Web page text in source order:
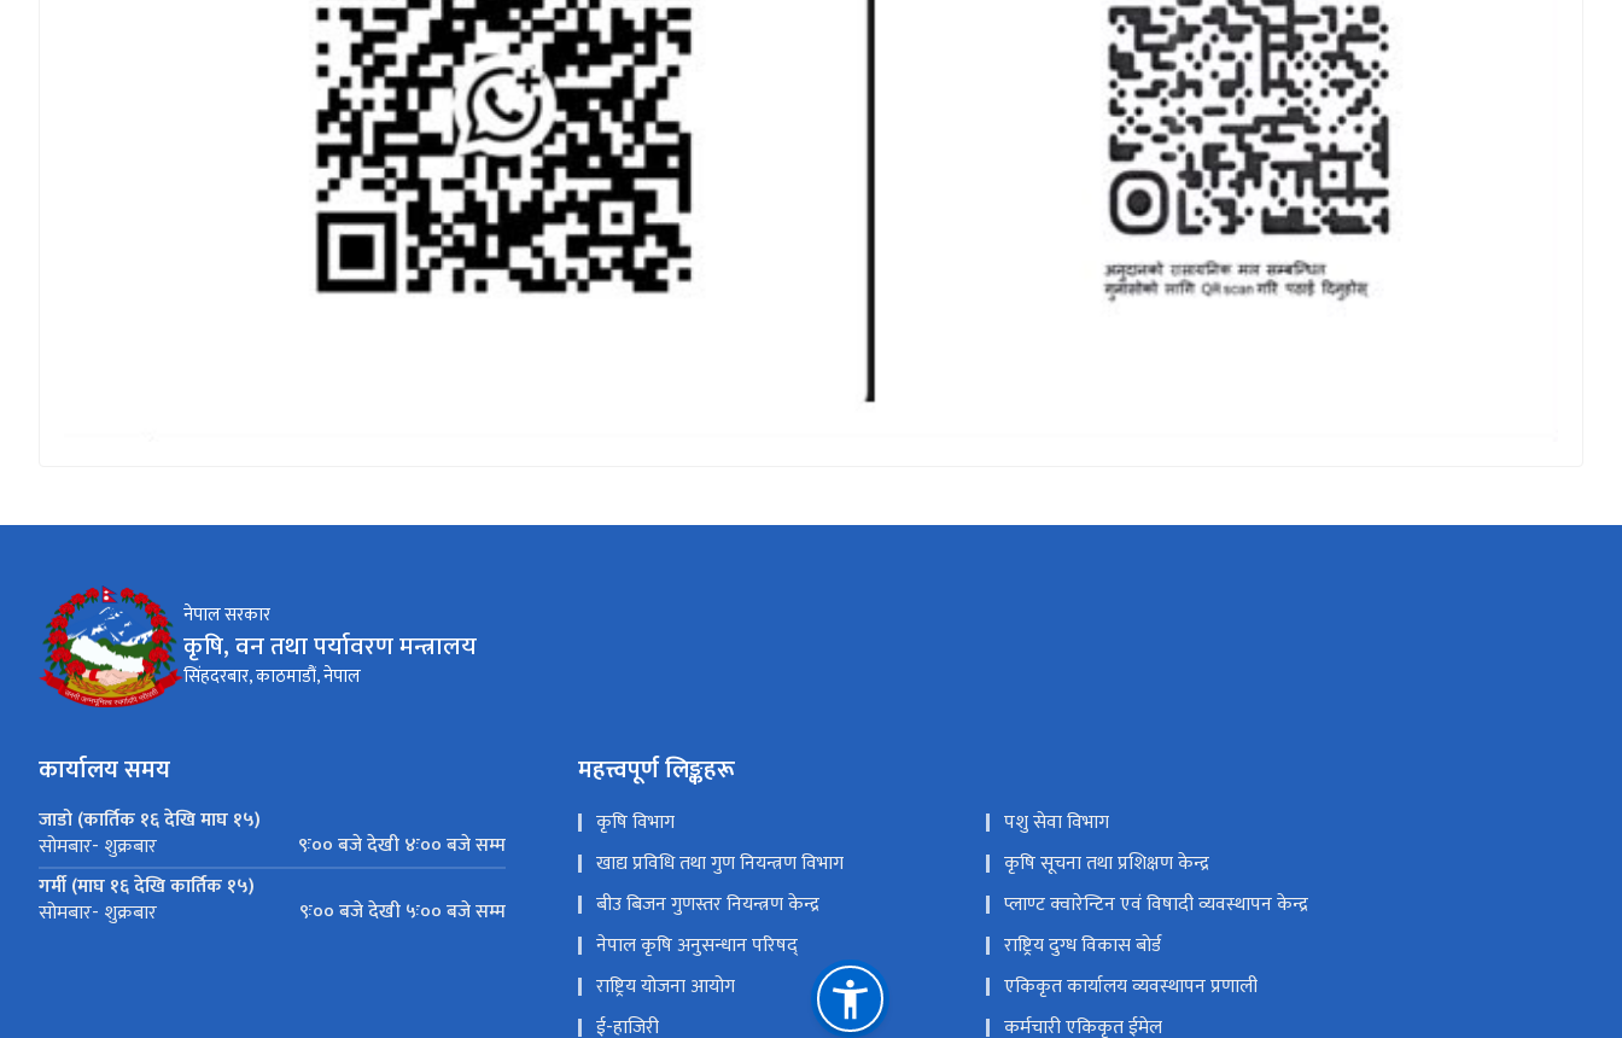
नेपाल सरकार
कृषि, वन तथा पर्यावरण मन्त्रालय
सिंहदरबार, काठमाडौं, नेपाल
कार्यालय समय
जाडो (कार्तिक १६ देखि माघ १५)
सोमबार- शुक्रबार
९ः०० बजे देखी ४ः०० बजे सम्म
गर्मी (माघ १६ देखि कार्तिक १५)
सोमबार- शुक्रबार ९ः०० बजे देखी ५ः०० बजे सम्म
महत्त्वपूर्ण लिङ्कहरू
कृषि विभाग
पशु सेवा विभाग
खाद्य प्रविधि तथा गुण नियन्त्रण विभाग
कृषि सूचना तथा प्रशिक्षण केन्द्र
बीउ बिजन गुणस्तर नियन्त्रण केन्द्र
प्लाण्ट क्वारेन्टिन एवं विषादी व्यवस्थापन केन्द्र
नेपाल कृषि अनुसन्धान परिषद्
राष्ट्रिय दुग्ध विकास बोर्ड
राष्ट्रिय योजना आयोग
एकिकृत कार्यालय व्यवस्थापन प्रणाली
ई-हाजिरी
कर्मचारी एकिकृत ईमेल